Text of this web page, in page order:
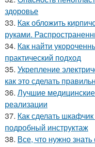
здоровье
33. Как обложить
руками.
34. Как найти
практический подход
35. Укрепление
как это сделать
36. Лучшие
реализации
37. Как сделать
подробный инструктаж
38. Все, что нужно